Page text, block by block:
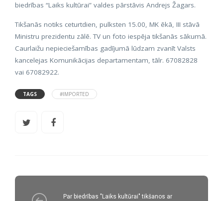
biedrības “Laiks kultūrai” valdes pārstāvis Andrejs Žagars.
Tikšanās notiks ceturtdien, pulksten 15.00, MK ēkā, III stāvā
Ministru prezidentu zālē. TV un foto iespēja tikšanās sākumā.
Caurlaižu nepieciešamības gadījumā lūdzam zvanīt Valsts
kancelejas Komunikācijas departamentam, tālr. 67082828
vai 67082922.
TAGS #IMPORTED
Par biedrības "Laiks kultūrai" tikšanos ar